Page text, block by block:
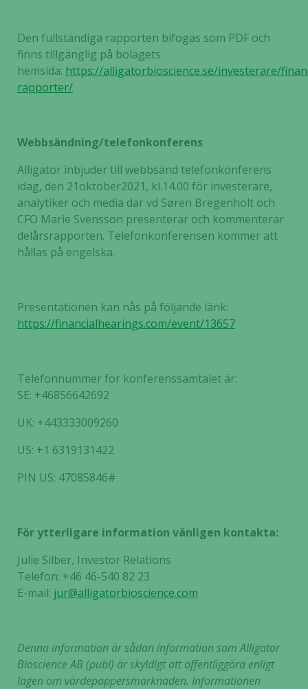
Den fullständiga rapporten bifogas som PDF och
finns tillgänglig på bolagets
hemsida: https://alligatorbioscience.se/investerare/
rapporter/
Webbsändning/telefonkonferens
Alligator inbjuder till webbsänd telefonkonferens
idag, den 21oktober2021, kl.14.00 för investerare,
analytiker och media där vd Søren Bregenholt och
CFO Marie Svensson presenterar och kommenterar
delårsrapporten. Telefonkonferensen kommer att
hållas på engelska.
Presentationen kan nås på följande länk:
https://financialhearings.com/event/13657
Telefonnummer för konferenssamtalet är:
SE: +46856642692
UK: +443333009260
US: +1 6319131422
PIN US: 47085846#
För ytterligare information vänligen kontakta:
Julie Silber, Investor Relations
Telefon: +46 46-540 82 23
E-mail: jur@alligatorbioscience.com
Denna information är sådan information som Alligator
Bioscience AB (publ) är skyldigt att offentliggöra enligt
lagen om värdepappersmarknaden. Informationen
Dessa kakor
Statistik
hemsidans
baserat på
hur hemsidan
används.